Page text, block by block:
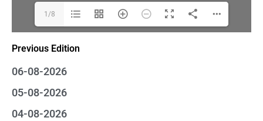
Previous Edition
06-08-2026
05-08-2026
04-08-2026
1/8